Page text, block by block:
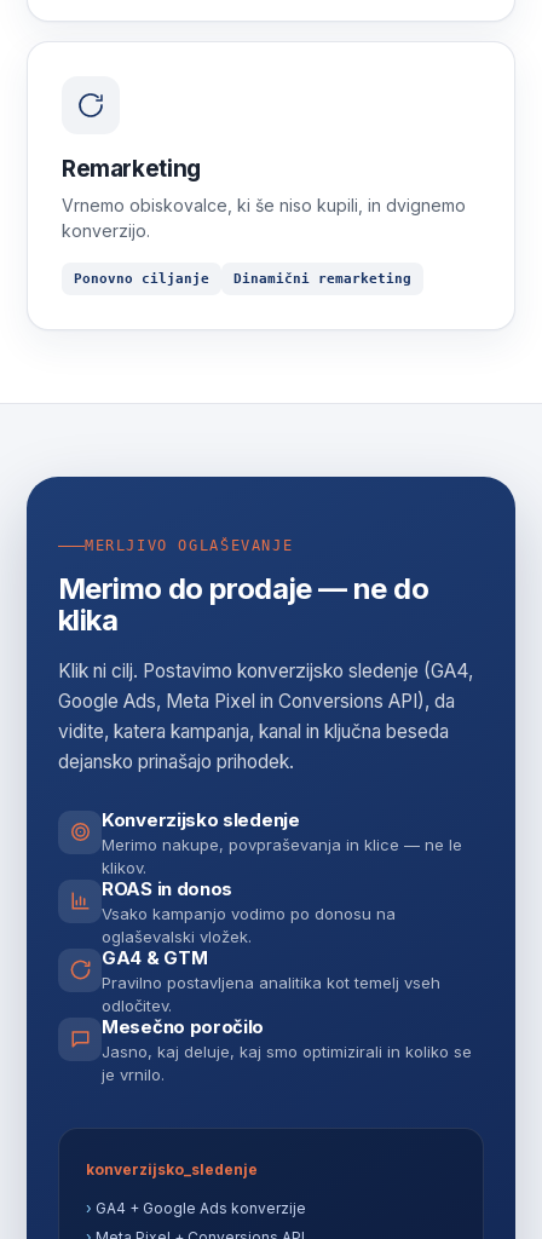
Remarketing
Vrnemo obiskovalce, ki še niso kupili, in dvignemo
konverzijo.
Ponovno ciljanje Dinamični remarketing
MERLJIVO OGLAŠEVANJE
Merimo do prodaje — ne do
klika
Klik ni cilj. Postavimo konverzijsko sledenje (GA4,
Google Ads, Meta Pixel in Conversions API), da
vidite, katera kampanja, kanal in ključna beseda
dejansko prinašajo prihodek.
Konverzijsko sledenje
Merimo nakupe, povpraševanja in klice — ne le
klikov.
ROAS in donos
Vsako kampanjo vodimo po donosu na
oglaševalski vložek.
GA4 & GTM
Pravilno postavljena analitika kot temelj vseh
odločitev.
Mesečno poročilo
Jasno, kaj deluje, kaj smo optimizirali in koliko se
je vrnilo.
konverzijsko_sledenje
› GA4 + Google Ads konverzije